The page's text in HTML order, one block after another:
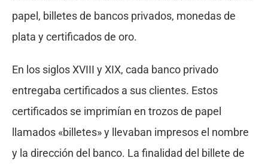
papel, billetes de bancos privados, monedas de
plata y certificados de oro.
En los siglos XVIII y XIX, cada banco privado
entregaba certificados a sus clientes. Estos
certificados se imprimían en trozos de papel
llamados «billetes» y llevaban impresos el nombre
y la dirección del banco. La finalidad del billete de